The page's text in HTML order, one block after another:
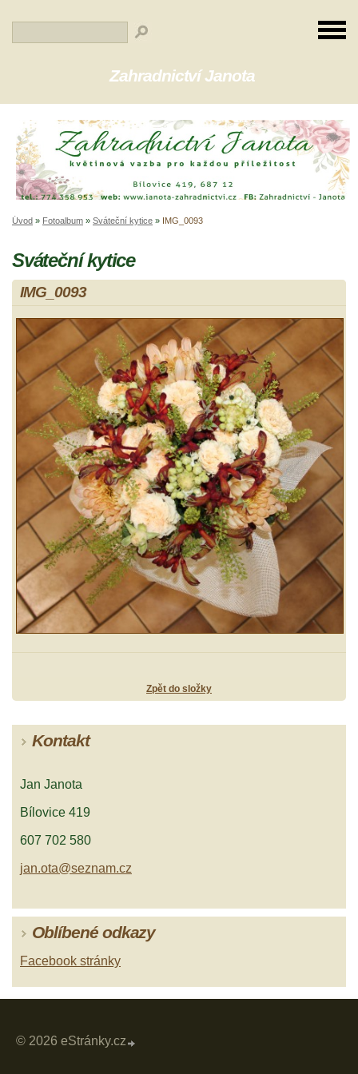
Zahradnictví Janota
Úvod » Fotoalbum » Sváteční kytice » IMG_0093
Sváteční kytice
IMG_0093
Zpět do složky
Kontakt
Jan Janota
Bílovice 419
607 702 580
jan.ota@seznam.cz
Oblíbené odkazy
Facebook stránky
© 2026 eStránky.cz